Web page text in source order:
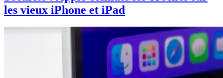
les vieux iPhone et iPad